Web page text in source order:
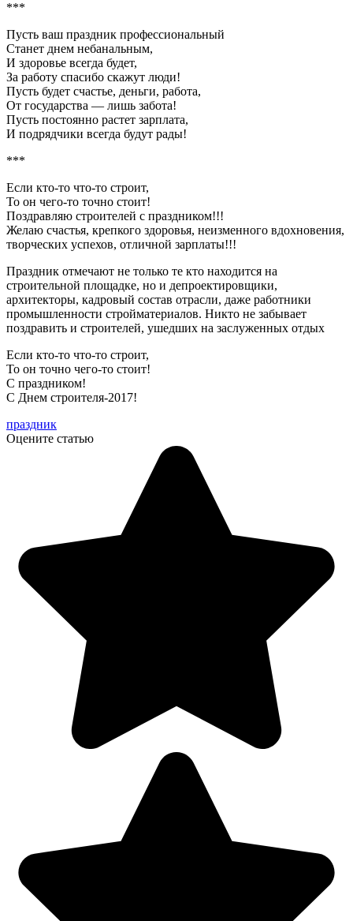
***
Пусть ваш праздник профессиональный
Станет днем небанальным,
И здоровье всегда будет,
За работу спасибо скажут люди!
Пусть будет счастье, деньги, работа,
От государства — лишь забота!
Пусть постоянно растет зарплата,
И подрядчики всегда будут рады!
***
Если кто-то что-то строит,
То он чего-то точно стоит!
Поздравляю строителей с праздником!!!
Желаю счастья, крепкого здоровья, неизменного вдохновения,
творческих успехов, отличной зарплаты!!!
Праздник отмечают не только те кто находится на
строительной площадке, но и депроектировщики,
архитекторы, кадровый состав отрасли, даже работники
промышленности стройматериалов. Никто не забывает
поздравить и строителей, ушедших на заслуженных отдых
Если кто-то что-то строит,
То он точно чего-то стоит!
С праздником!
С Днем строителя-2017!
праздник
Оцените статью